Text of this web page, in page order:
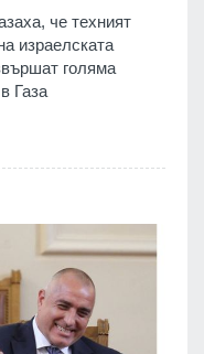
че техният
израелската
голяма
Газа